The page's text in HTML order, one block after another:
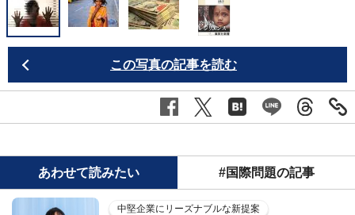
この写真の記事を読む
あわせて読みたい #国際問題の記事
中堅企業にリーズナブルな新提案